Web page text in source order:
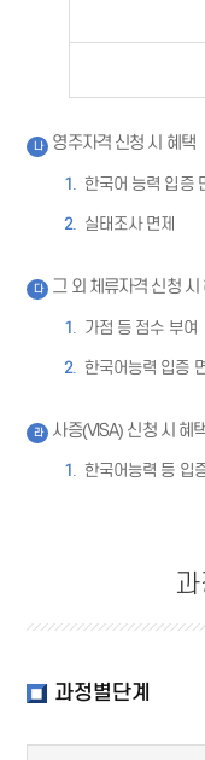
영주자격 신청 시 혜택
한국어 능력 입증
실태조사 면제
다 그 외 체류자격 신청 시
가점 등 점수 부여
한국어능력 입증
라 사증(VISA) 신청 시 혜
한국어능력 등 입
과정별단계